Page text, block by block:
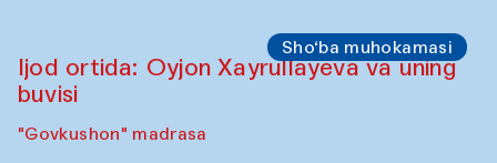
Sho‘ba muhokamasi
Ijod ortida: Oyjon Xayrullayeva va uning
buvisi
"Govkushon" madrasa